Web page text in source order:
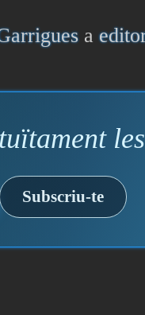
a
Subscriu-te